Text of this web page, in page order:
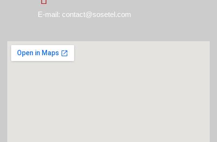
E-mail: contact@sosetel.com